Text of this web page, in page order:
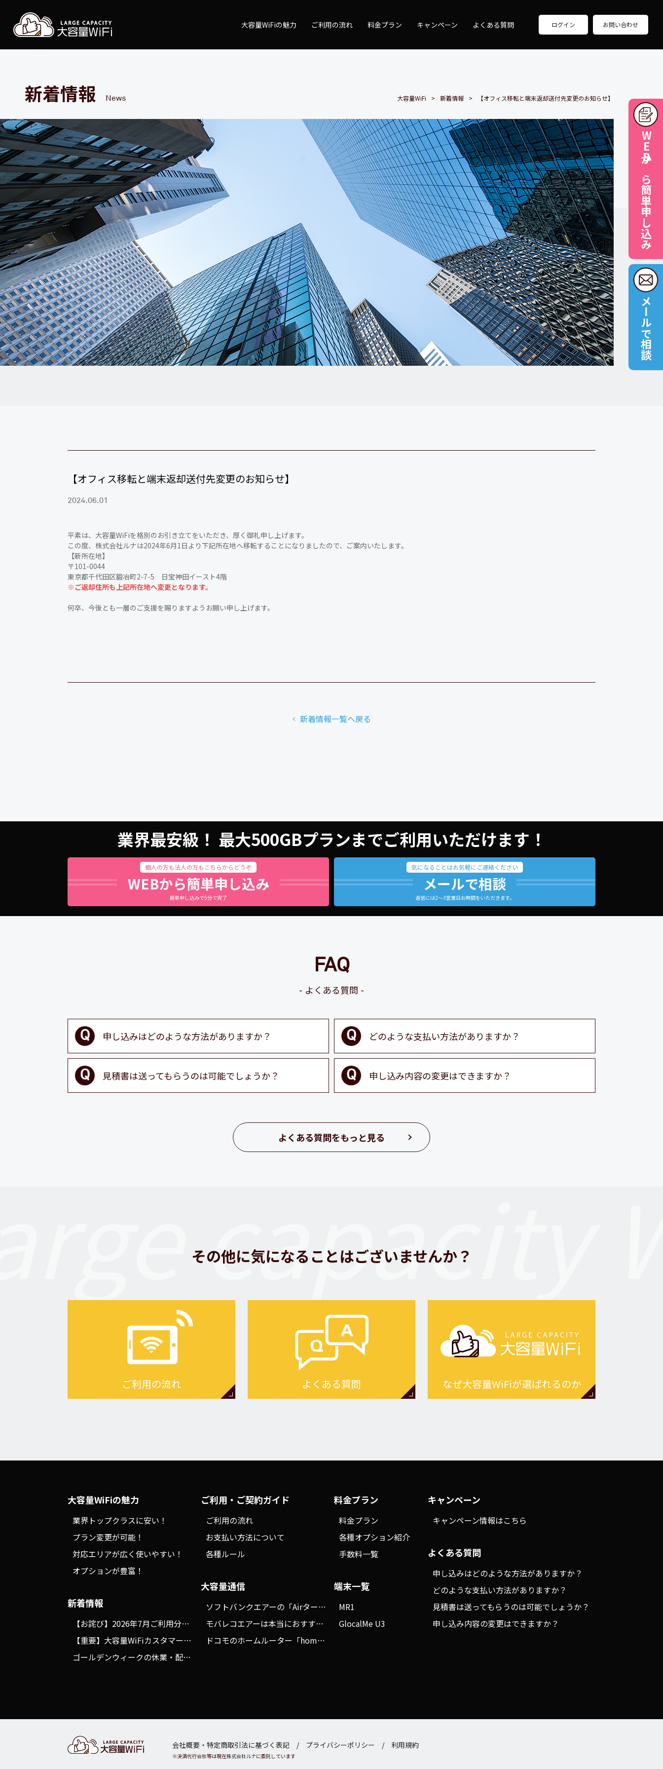
大容量WiFiの魅力 ご利用の流れ 料金プラン キャンペーン よくある質問 ログイン お問い合わせ
WEBから簡単申し込み
メールで相談
新着情報 News 大容量WiFi 新着情報 【オフィス移転と端末返却送付先変更のお知らせ】
【オフィス移転と端末返却送付先変更のお知らせ】
2024.06.01
平素は、大容量WiFiを格別のお引き立てをいただき、厚く御礼申し上げます。
この度、株式会社ルナは2024年6月1日より下記所在地へ移転することになりましたので、ご案内いたします。
【新所在地】
〒101-0044
東京都千代田区鍛冶町2-7-5 日宝神田イースト4階
※ご返却住所も上記所在地へ変更となります。
何卒、今後とも一層のご支援を賜りますようお願い申し上げます。
新着情報一覧へ戻る
業界最安級！ 最大500GBプランまでご利用いただけます！
個人の方も法人の方もこちらからどうぞ
WEBから簡単申し込み
簡単申し込みで5分で完了
気になることはお気軽にご連絡ください
メールで相談
返信には2～3営業日お時間をいただきます。
FAQ
よくある質問
申し込みはどのような方法がありますか？ どのような支払い方法がありますか？
見積書は送ってもらうのは可能でしょうか？ 申し込み内容の変更はできますか？
よくある質問をもっと見る
その他に気になることはございませんか？
ご利用の流れ よくある質問 なぜ大容量WiFiが選ばれるのか
capacity
大容量WiFiの魅力
業界トップクラスに安い！
プラン変更が可能！
対応エリアが広く使いやすい！
オプションが豊富！
新着情報
【お詫び】2026年7月ご利用分の決済に関するシステム不具合について
【重要】大容量WiFiカスタマーサポートの送信元メールアドレス変更のお知らせ
ゴールデンウィークの休業・配送スケジュールにつきまして
ご利用・ご契約ガイド
ご利用の流れ
お支払い方法について
各種ルール
大容量通信
ソフトバンクエアーの「Airターミナル5」を徹底解説！5G対応でどう進化した？
モバレコエアーは本当におすすめ？メリットデメリット、評判を徹底調査！
ドコモのホームルーター「home 5G」を徹底ガイド！実際の評判も検証しました
料金プラン
料金プラン
各種オプション紹介
手数料一覧
端末一覧
MR1
GlocalMe U3
キャンペーン
キャンペーン情報はこちら
よくある質問
申し込みはどのような方法がありますか？
どのような支払い方法がありますか？
見積書は送ってもらうのは可能でしょうか？
申し込み内容の変更はできますか？
会社概要・特定商取引法に基づく表記 プライバシーポリシー 利用規約
※決済代行会社等は現在株式会社ルナに委託しています